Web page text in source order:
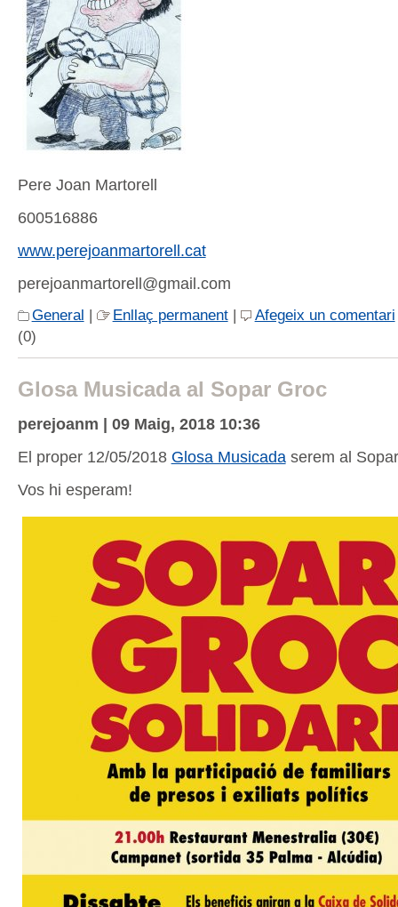
Pere Joan Martorell
600516886
www.perejoanmartorell.cat
perejoanmartorell@gmail.com
General | Enllaç permanent| Afegeix un comentari
(0)
Glosa Musicada al Sopar Groc
perejoanm | 09 Maig, 2018 10:36
El proper 12/05/2018 Glosa Musicadaserem al
Vos hi esperam!